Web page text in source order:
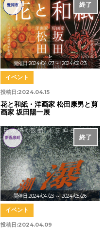
開催日:2024/04/27～ 2024/06/23
終了
豊岡市
投稿日:2024.04.15
イベント
花と和紙・洋画家 松田康男と剪
画家 坂田陽一展
開催日:2024/04/23 ～ 2024/05/26
終了
新温泉町
投稿日:2024.04.09
イベント